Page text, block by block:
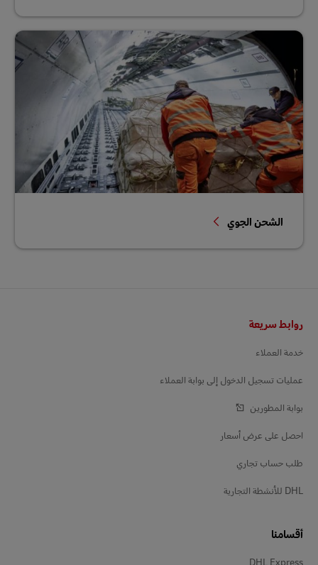
الشحن الجوي
روابط سريعة
خدمة العملاء
عمليات تسجيل الدخول إلى بوابة العملاء
بوابة المطورين
احصل على عرض أسعار
طلب حساب تجاري
DHL للأنشطة التجارية
أقسامنا
DHL Express